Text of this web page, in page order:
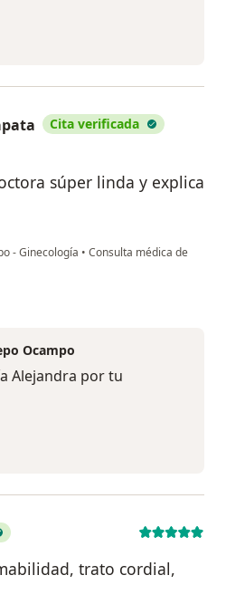
Cita verificada
súper linda y explica
- Ginecología • Consulta médica de
Zapata
Ocampo
Alejandra por tu
trato cordial,